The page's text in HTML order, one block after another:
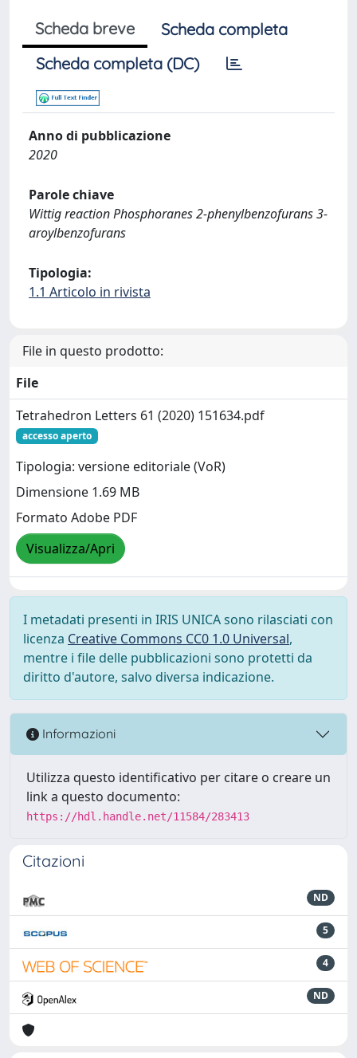
Scheda breve
Scheda completa
Scheda completa (DC)
Anno di pubblicazione
2020
Parole chiave
Wittig reaction Phosphoranes 2-phenylbenzofurans 3-
aroylbenzofurans
Tipologia:
1.1 Articolo in rivista
File in questo prodotto:
File
Tetrahedron Letters 61 (2020) 151634.pdf
accesso aperto
Tipologia: versione editoriale (VoR)
Dimensione 1.69 MB
Formato Adobe PDF
Visualizza/Apri
I metadati presenti in IRIS UNICA sono rilasciati con
licenza Creative Commons CC0 1.0 Universal,
mentre i file delle pubblicazioni sono protetti da
diritto d'autore, salvo diversa indicazione.
Informazioni
Utilizza questo identificativo per citare o creare un
link a questo documento:
https://hdl.handle.net/11584/283413
Citazioni
ND
5
4
ND